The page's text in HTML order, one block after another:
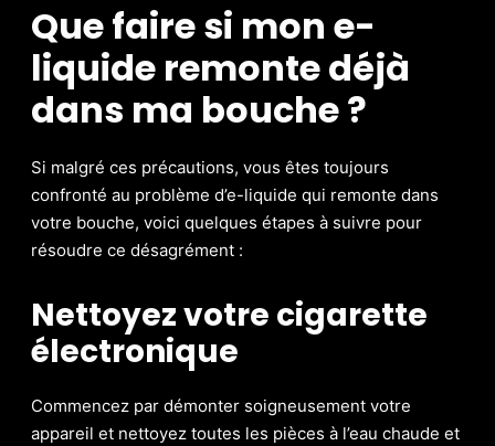
Que faire si mon e-
liquide remonte déjà
dans ma bouche ?
Si malgré ces précautions, vous êtes toujours
confronté au problème d’e-liquide qui remonte dans
votre bouche, voici quelques étapes à suivre pour
résoudre ce désagrément :
Nettoyez votre cigarette
électronique
Commencez par démonter soigneusement votre
appareil et nettoyez toutes les pièces à l’eau chaude et